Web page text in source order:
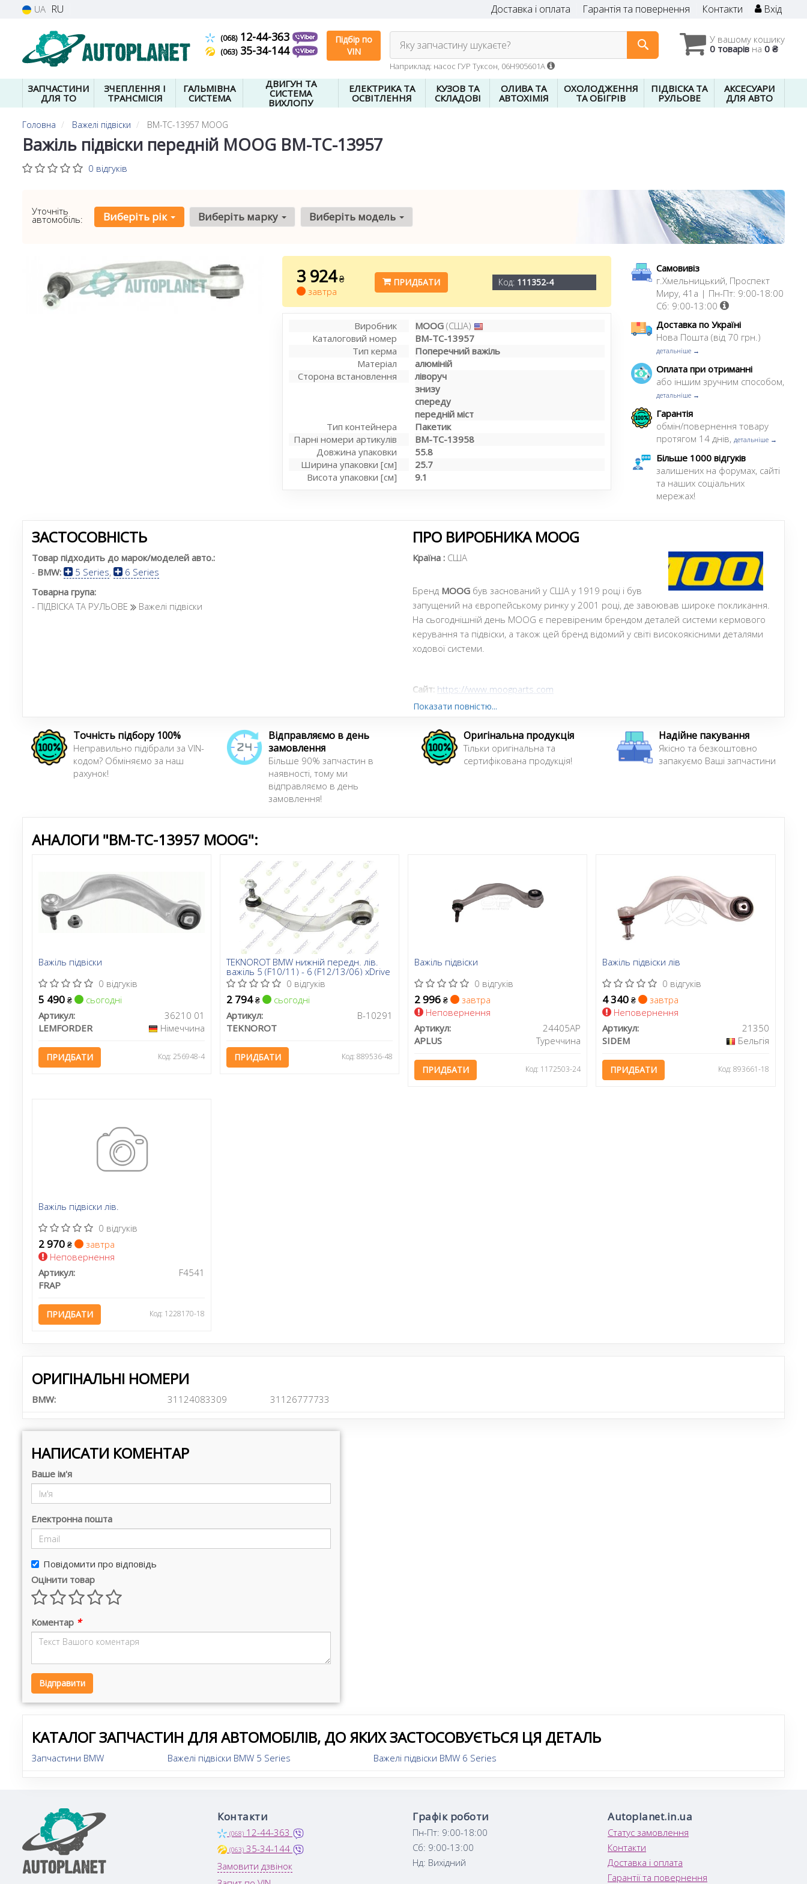
UA RU Доставка і оплата Гарантія та повернення Контакти Вхід
(068)12-44-363
(063)35-34-144
Підбір по
VIN
У вашому кошику
0 товарів на 0 ₴
Яку запчастину шукаєте?
Наприклад: насос ГУР Туксон, 06H905601A
ЗАПЧАСТИНИ
ДЛЯ ТО
ЗЧЕПЛЕННЯ І
ТРАНСМІСІЯ
ГАЛЬМІВНА
СИСТЕМА
ДВИГУН ТА
СИСТЕМА
ВИХЛОПУ
ЕЛЕКТРИКА ТА
ОСВІТЛЕННЯ
КУЗОВ ТА
СКЛАДОВІ
ОЛИВА ТА
АВТОХІМІЯ
ОХОЛОДЖЕННЯ
ТА ОБІГРІВ
ПІДВІСКА ТА
РУЛЬОВЕ
АКСЕСУАРИ
ДЛЯ АВТО
Головна Важелі підвіски BM-TC-13957 MOOG
Важіль підвіски передній MOOG BM-TC-13957
0 відгуків
Уточніть
автомобіль: Виберіть рік Виберіть марку Виберіть модель
3 924 ₴
завтра
ПРИДБАТИ Код: 111352-4
Виробник MOOG (США)
Каталоговий номер
BM-TC-13957
Тип керма
Поперечний важіль
Матеріал
алюміній
Сторона встановлення
ліворуч
знизу
спереду
передній міст
Тип контейнера
Пакетик
Парні номери артикулів
BM-TC-13958
Довжина упаковки
55.8
Ширина упаковки [см]
25.7
Висота упаковки [см]
9.1
Самовивіз
г.Хмельницький, Проспект
Миру, 41а | Пн-Пт: 9:00-18:00
Сб: 9:00-13:00
Доставка по Україні
Нова Пошта (від 70 грн.)
детальніше →
Оплата при отриманні
або іншим зручним способом,
детальніше →
Гарантія
обмін/повернення товару
протягом 14 днів,детальніше →
Більше 1000 відгуків
залишених на форумах, сайті
та наших соціальних
мережах!
ЗАСТОСОВНІСТЬ
Товар підходить до марок/моделей авто.:
- BMW: 5 Series,
6 Series
Товарна група:
- ПІДВІСКА ТА РУЛЬОВЕ
Важелі підвіски
ПРО ВИРОБНИКА MOOG
Країна : США
Бренд MOOG був заснований у США у 1919 році і був
запущений на європейському ринку у 2001 році, де завоював широке покликання.
На сьогоднішній день MOOG є перевіреним брендом деталей системи кермового
керування та підвіски, а також цей бренд відомий у світі високоякісними деталями
ходової системи.
Сайт: https://www.moogparts.com
Показати повністю...
Точність підбору 100%
Неправильно підібрали за VIN-
кодом? Обміняємо за наш
рахунок!
Відправляємо в день
замовлення
Більше 90% запчастин в
наявності, тому ми
відправляємо в день
замовлення!
Оригінальна продукція
Тільки оригінальна та
сертифікована продукція!
Надійне пакування
Якісно та безкоштовно
запакуємо Ваші запчастини
АНАЛОГИ "BM-TC-13957 MOOG":
Важіль підвіски
0 відгуків
5 490 ₴
сьогодні
Артикул:
36210 01
LEMFORDER
Німеччина
ПРИДБАТИ Код: 256948-4
TEKNOROT BMW нижній передн. лів.
важіль 5 (F10/11) - 6 (F12/13/06) xDrive
0 відгуків
2 794₴
сьогодні
Артикул:
B-10291
TEKNOROT
ПРИДБАТИ Код: 889536-48
Важіль підвіски
0 відгуків
2 996 ₴
завтра
Неповернення
Артикул:
24405AP
APLUS
Туреччина
ПРИДБАТИ Код: 1172503-24
Важіль підвіски лів
0 відгуків
4 340₴
завтра
Неповернення
Артикул:
21350
SIDEM
Бельгія
ПРИДБАТИ Код: 893661-18
Важіль підвіски лів.
0 відгуків
2 970 ₴
завтра
Неповернення
Артикул:
F4541
FRAP
ПРИДБАТИ Код: 1228170-18
ОРИГІНАЛЬНІ НОМЕРИ
BMW: 31124083309 31126777733
НАПИСАТИ КОМЕНТАР
Ваше ім'я
Електронна пошта
Повідомити про відповідь
Оцінити товар
Коментар *
Відправити
КАТАЛОГ ЗАПЧАСТИН ДЛЯ АВТОМОБІЛІВ, ДО ЯКИХ ЗАСТОСОВУЄТЬСЯ ЦЯ ДЕТАЛЬ
Запчастини BMW Важелі підвіски BMW 5 Series Важелі підвіски BMW 6 Series
Контакти
(068) 12-44-363
(063) 35-34-144
Замовити дзвінок
Графік роботи
Пн-Пт: 9:00-18:00
Сб: 9:00-13:00
Нд: Вихідний
Autoplanet.in.ua
Статус замовлення
Контакти
Доставка і оплата
Гарантії та повернення